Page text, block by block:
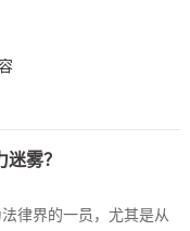
雾？
律界的一员，尤其是从